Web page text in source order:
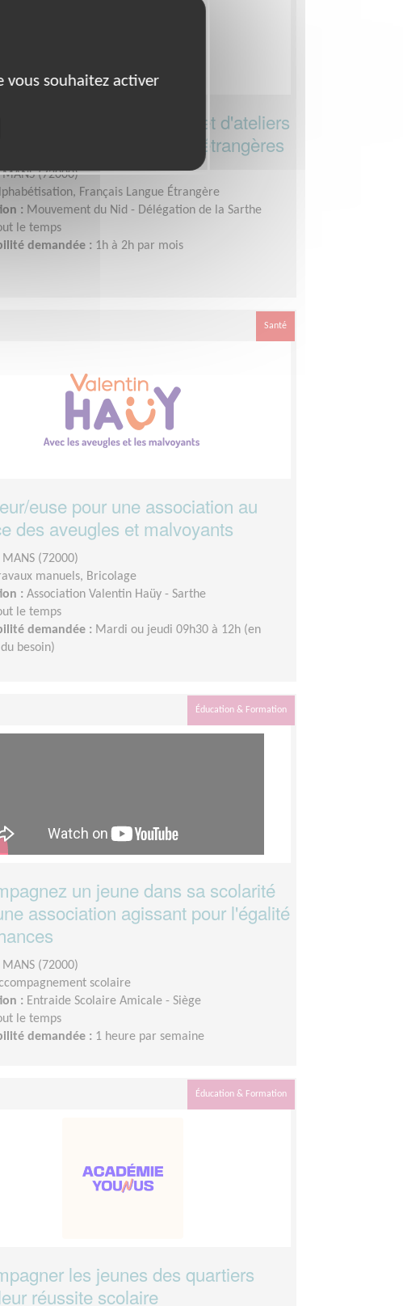
de cours de français et d'ateliers
pour des personnes étrangères
MANS (72000)
Français Langue Étrangère
: Mouvement du Nid - Délégation de la Sarthe
le temps
demandée : 1h à 2h par mois
Santé
euse pour une association au
des aveugles et malvoyants
MANS (72000)
manuels, Bricolage
: Association Valentin Haüy - Sarthe
le temps
demandée : Mardi ou jeudi 09h30 à 12h (en
besoin)
Éducation & Formation
un jeune dans sa scolarité
association agissant pour l'égalité
MANS (72000)
scolaire
: Entraide Scolaire Amicale - Siège
le temps
demandée : 1 heure par semaine
Éducation & Formation
les jeunes des quartiers
réussite scolaire
vous souhaitez activer